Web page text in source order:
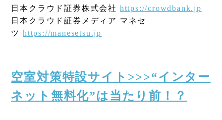
日本クラウド証券株式会社 https://crowdbank.jp
日本クラウド証券メディア マネセ
ツhttps://manesetsu.jp
空室対策特設サイト>>>“インター
ネット無料化”は当たり前！？